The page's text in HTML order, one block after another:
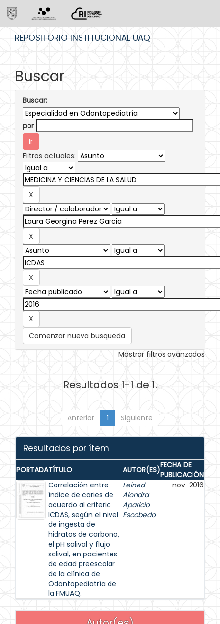
REPOSITORIO INSTITUCIONAL UAQ
Buscar
Buscar:
por
Filtros actuales:
Comenzar nueva busqueda
Mostrar filtros avanzados
Resultados 1-1 de 1.
Anterior 1 Siguiente
Resultados por ítem:
PORTADATÍTULO AUTOR(ES)FECHA DE
PUBLICACIÓN
Correlación entre
índice de caries de
acuerdo al criterio
ICDAS, según el nivel
de ingesta de
hidratos de carbono,
el pH salival y flujo
salival, en pacientes
de edad preescolar
de la clínica de
Odontopediatría de
la FMUAQ.
Leined
Alondra
Aparicio
Escobedo
nov-2016